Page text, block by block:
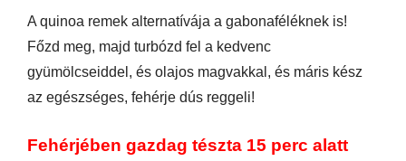
A quinoa remek alternatívája a gabonaféléknek is!
Főzd meg, majd turbózd fel a kedvenc
gyümölcseiddel, és olajos magvakkal, és máris kész
az egészséges, fehérje dús reggeli!
Fehérjében gazdag tészta 15 perc alatt